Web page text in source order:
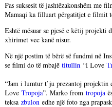
Pas suksesit të jashtëzakonshëm me
Mamaqi ka filluart përgatitjet e filmit
Eshtë mësuar se pjesë e këtij projekti
xhirimet vec kanë nisur.
Në një postim të bërë së fundmi në
se filmi do të mbajë titullin “I Love
“Jam i lumtur t’ju prezantoj
Love Tropoja”. Marko from tropoja
teksa zbulon edhe një foto nga